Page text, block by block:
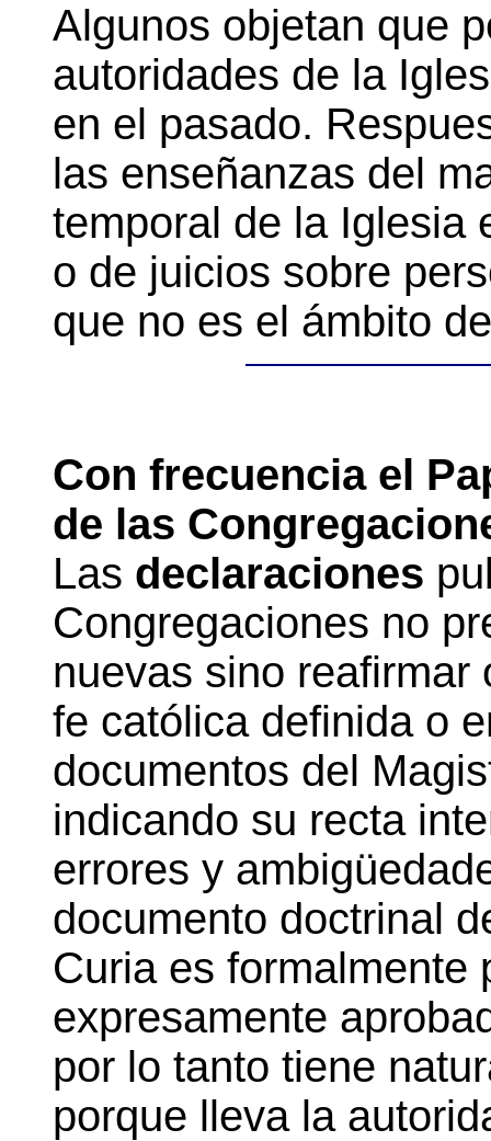
Algunos objetan que
autoridades de la
en el pasado.
las enseñanzas del
temporal de la Iglesia
o de juicios sobre
que no es el ámbito
Con frecuencia el
de las
Las declaraciones
Congregaciones no
nuevas sino reafirmar
fe católica definida o
documentos del
indicando su recta
errores y
documento doctrinal
Curia es formalmente
expresamente
por lo tanto tiene
porque lleva la